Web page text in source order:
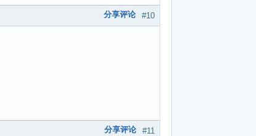
#10
分享评论
#11
分享评论